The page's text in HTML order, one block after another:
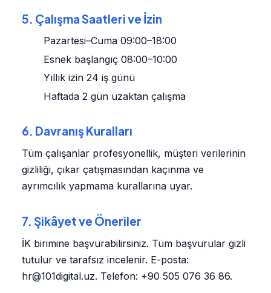
5. Çalışma Saatleri ve İzin
Pazartesi–Cuma 09:00–18:00
Esnek başlangıç 08:00–10:00
Yıllık izin 24 iş günü
Haftada 2 gün uzaktan çalışma
6. Davranış Kuralları
Tüm çalışanlar profesyonellik, müşteri verilerinin
gizliliği, çıkar çatışmasından kaçınma ve
ayrımcılık yapmama kurallarına uyar.
7. Şikâyet ve Öneriler
İK birimine başvurabilirsiniz. Tüm başvurular gizli
tutulur ve tarafsız incelenir. E-posta:
hr@101digital.uz. Telefon: +90 505 076 36 86.